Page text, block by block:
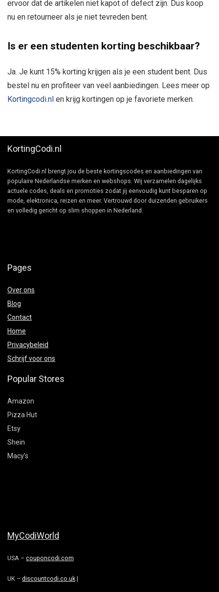
ervoor dat de artikelen niet kapot of defect zijn. Dus koop
nu en retourneer als je niet tevreden bent.
Is er een studenten korting beschikbaar?
Ja. Je kunt 15% korting krijgen als je een student bent. Dus
bestel nu en profiteer van veel aanbiedingen. Lees meer op
Kortingcodi.nl en krijg kortingen op je favoriete merken.
KortingCodi.nl
KortingCodi.nl brengt jou de beste kortingscodes en aanbiedingen van
populaire Nederlandse merken en webshops. Wij verzamelen dagelijks
actuele codes, deals en promoties zodat jij eenvoudig kunt besparen op
mode, elektronica, reizen en meer. Vertrouwd door duizenden gebruikers
en volledig gericht op slim shoppen in Nederland.
Pages
Over ons
Blog
Contact
Home
Privacybeleid
Schrijf voor ons
Popular Stores
Amazon
Pizza Hut
Etsy
Shein
Macy’s
MyCodiWorld
USA – couponcodi.com
UK – discountcodi.co.uk |